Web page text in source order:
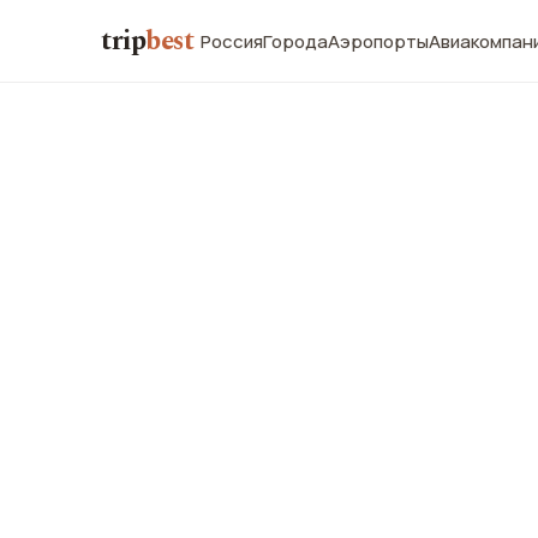
tripbest РоссияГородаАэропорты